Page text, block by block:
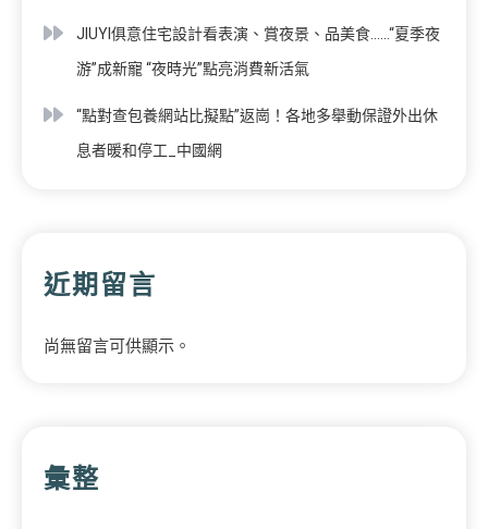
JIUYI俱意住宅設計看表演、賞夜景、品美食……“夏季夜
游”成新寵 “夜時光”點亮消費新活氣
“點對查包養網站比擬點”返崗！各地多舉動保證外出休
息者暖和停工_中國網
近期留言
尚無留言可供顯示。
彙整